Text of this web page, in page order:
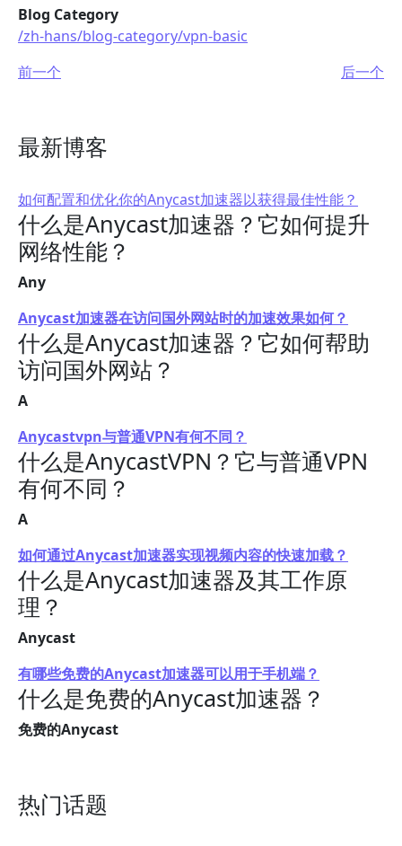
Blog Category
/zh-hans/blog-category/vpn-basic
前一个
后一个
最新博客
如何配置和优化你的Anycast加速器以获得最佳性能？
什么是Anycast加速器？它如何提升
网络性能？
Any
Anycast加速器在访问国外网站时的加速效果如何？
什么是Anycast加速器？它如何帮助
访问国外网站？
A
Anycastvpn与普通VPN有何不同？
什么是AnycastVPN？它与普通VPN
有何不同？
A
如何通过Anycast加速器实现视频内容的快速加载？
什么是Anycast加速器及其工作原
理？
Anycast
有哪些免费的Anycast加速器可以用于手机端？
什么是免费的Anycast加速器？
免费的Anycast
热门话题